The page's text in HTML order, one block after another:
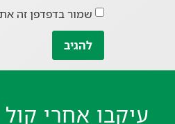
שמור בדפדפן זה
עיקבו אחרי